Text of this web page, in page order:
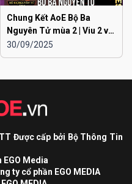
Chung Kết AoE Bộ Ba
Nguyên Tử mùa 2 | Viu 2 vs
Viu 1
30/09/2025
Được cấp bởi Bộ Thông Tin
EGO Media
ty cổ phần EGO MEDIA